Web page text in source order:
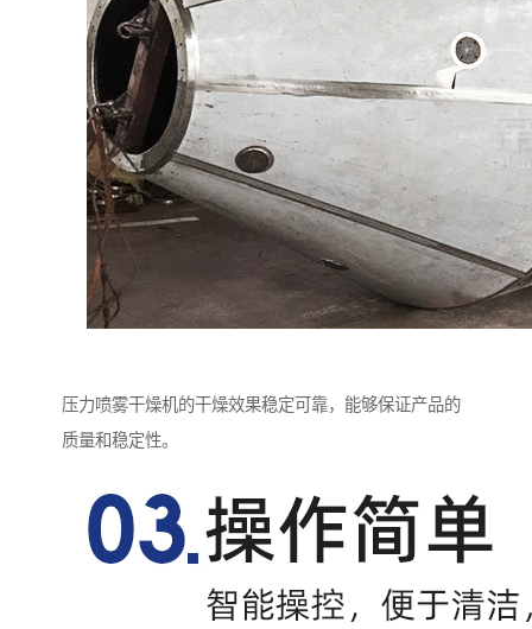
压力喷雾干燥机的干燥效果稳定可靠，能够保证产品的
质量和稳定性。